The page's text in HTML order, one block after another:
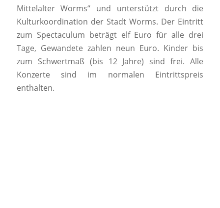
Mittelalter Worms“ und unterstützt durch die
Kulturkoordination der Stadt Worms. Der Eintritt
zum Spectaculum beträgt elf Euro für alle drei
Tage, Gewandete zahlen neun Euro. Kinder bis
zum Schwertmaß (bis 12 Jahre) sind frei. Alle
Konzerte sind im normalen Eintrittspreis
enthalten.